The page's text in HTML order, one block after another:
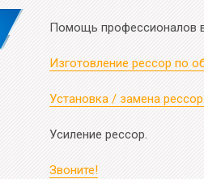
Помощь профессионалов
Изготовление рессор по
Установка / замена рессор.
Усиление рессор.
Звоните!